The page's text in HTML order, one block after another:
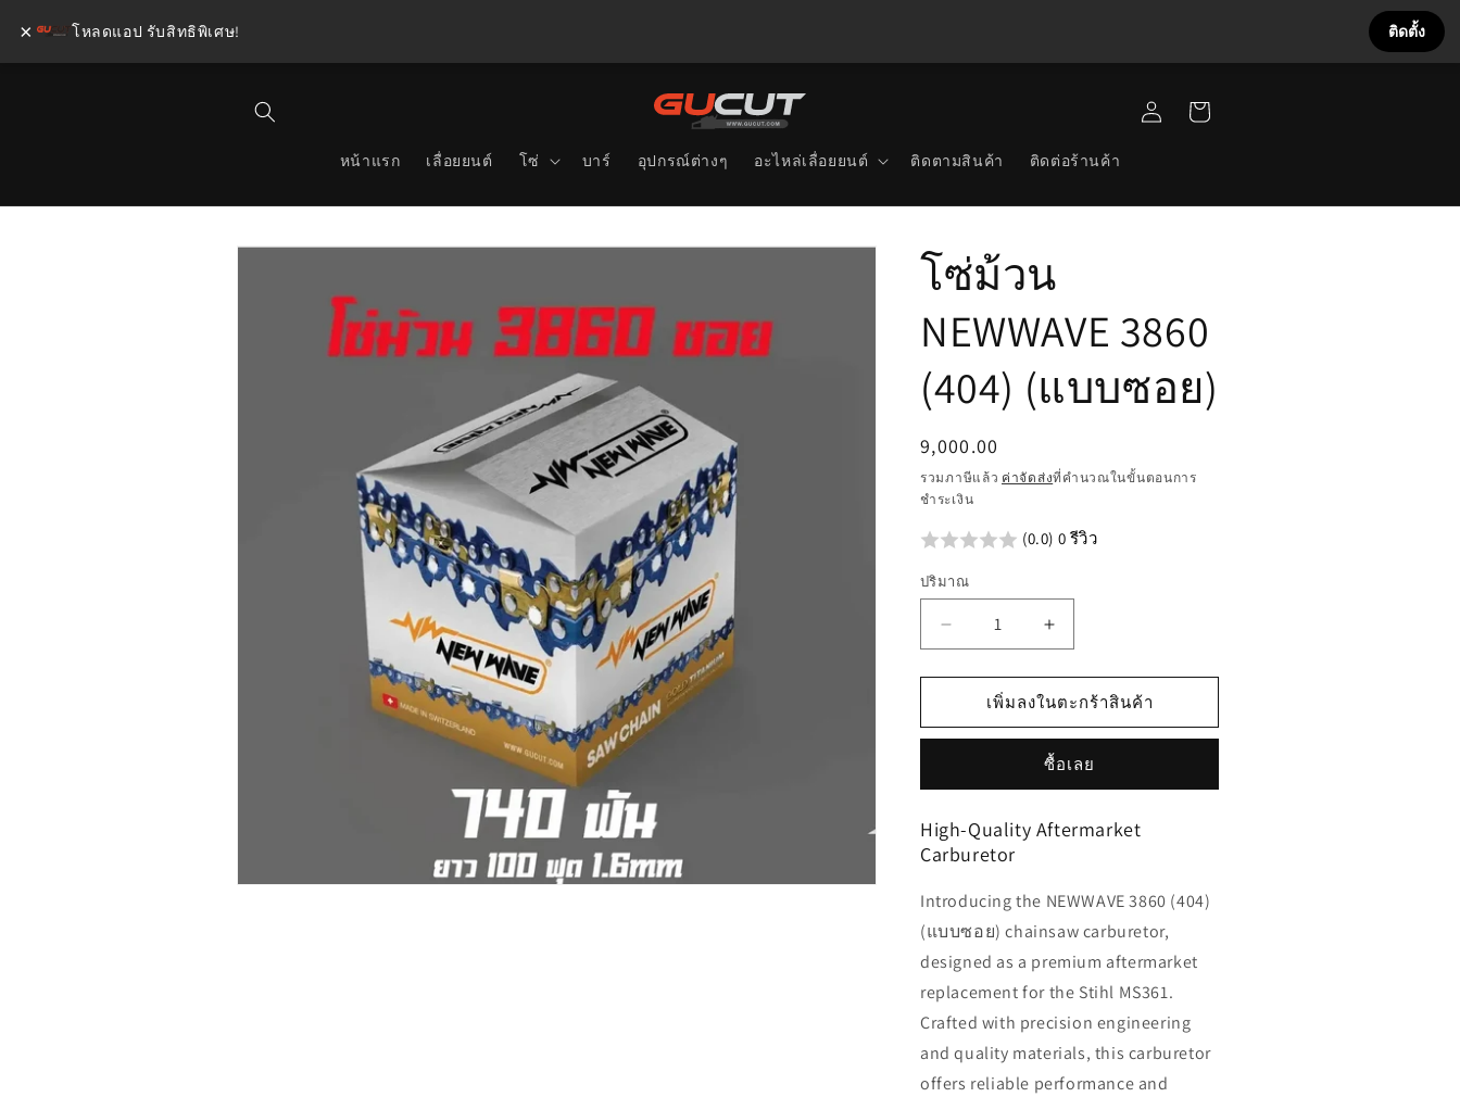
ข้ามไป
หน้าแรก เลื่อยยนต์ โซ่ บาร์ อุปกรณ์ต่างๆ อะไหล่เลื่อยยนต์ ติดตามสินค้า ติดต่อร้านค้า
ระบบ
สินค้า
ข้ามไป
โซ่ม้วน
NEWWAVE 3860
(404) (แบบซอย)
ราคา
ปกติ
9,000.00
รวมภาษีแล้ว ค่าจัดส่งที่คำนวณในขั้นตอนการ
ชำระเงิน
(0.0) 0 รีวิว
ปริมาณ
สำหรับ
โซ่
NEWWAVE
(404)
(แบบ
ซอย)
สำหรับ
โซ่
ม้วน
NEWWAVE
(404)
ซอย)
เพิ่มลงในตะกร้าสินค้า
ซื้อเลย
High-Quality Aftermarket
Carburetor
Introducing the NEWWAVE 3860 (404)
(แบบซอย) chainsaw carburetor,
designed as a premium aftermarket
replacement for the Stihl MS361.
Crafted with precision engineering
and quality materials, this carburetor
offers reliable performance and
× โหลดแอป รับสิทธิพิเศษ! ติดตั้ง